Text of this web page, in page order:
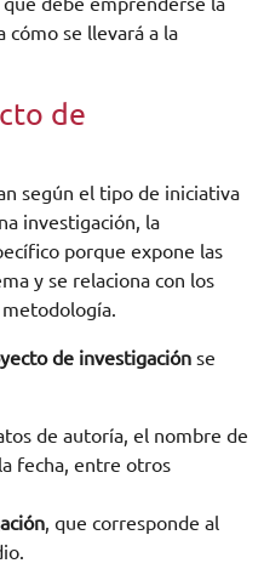
cómo se llevará a la
de
según el tipo de iniciativa
investigación, la
porque expone las
y se relaciona con los
de investigación se
de autoría, el nombre de
fecha, entre otros
, que corresponde al